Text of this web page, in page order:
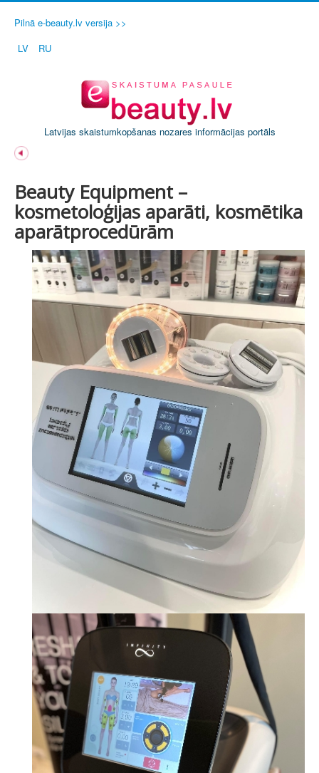
Pilnā e-beauty.lv versija >>
LV
RU
Latvijas skaistumkopšanas nozares informācijas portāls
Beauty Equipment –
kosmetoloģijas aparāti, kosmētika
aparātprocedūrām